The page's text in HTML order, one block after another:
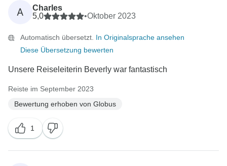
A
Charles
5,0
•Oktober 2023
Automatisch übersetzt. In Originalsprache ansehen
Diese Übersetzung bewerten
Unsere Reiseleiterin Beverly war fantastisch
Reiste im September 2023
Bewertung erhoben von Globus
1